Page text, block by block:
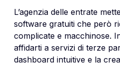
L’agenzia delle entrate
software gratuiti che però
complicate e macchinose.
affidarti a servizi di terze
dashboard intuitive e la